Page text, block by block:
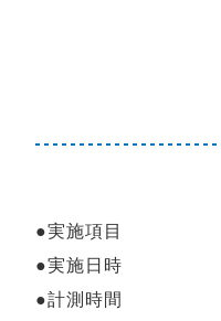
●実施項目 ：ナ
●実施日時 ：
●計測時間 ：